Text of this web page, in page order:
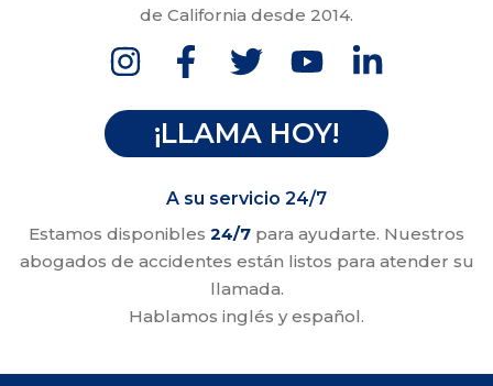
de California desde 2014.
¡LLAMA HOY!
A su servicio 24/7
Estamos disponibles 24/7 para ayudarte. Nuestros
abogados de accidentes están listos para atender su
llamada.
Hablamos inglés y español.